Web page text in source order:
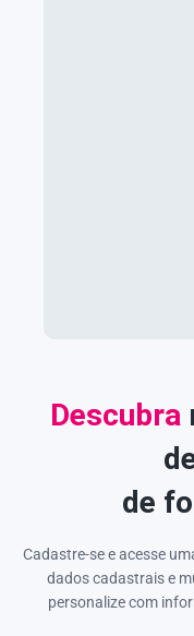
Descubra
de
Cadastre-se e acesse
dados cadastrais e
personalize com